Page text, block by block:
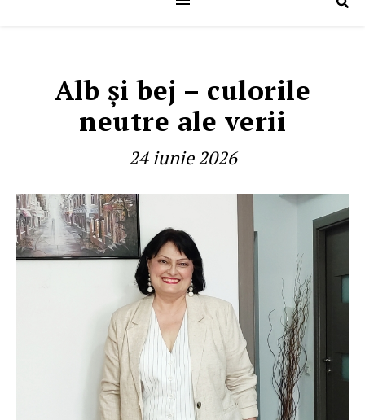
Alb şi bej – culorile
neutre ale verii
24 iunie 2026